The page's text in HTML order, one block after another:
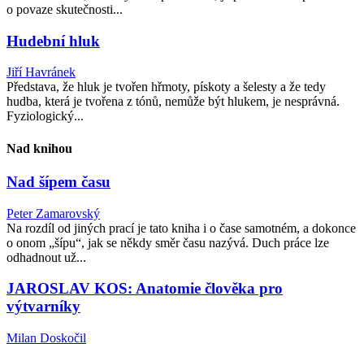
o povaze skutečnosti...
Hudební hluk
Jiří Havránek
Představa, že hluk je tvořen hřmoty, pískoty a šelesty a že tedy
hudba, která je tvořena z tónů, nemůže být hlukem, je nesprávná.
Fyziologický...
Nad knihou
Nad šípem času
Peter Zamarovský
Na rozdíl od jiných prací je tato kniha i o čase samotném, a dokonce
o onom „šípu“, jak se někdy směr času nazývá. Duch práce lze
odhadnout už...
JAROSLAV KOS: Anatomie člověka pro
výtvarníky
Milan Doskočil